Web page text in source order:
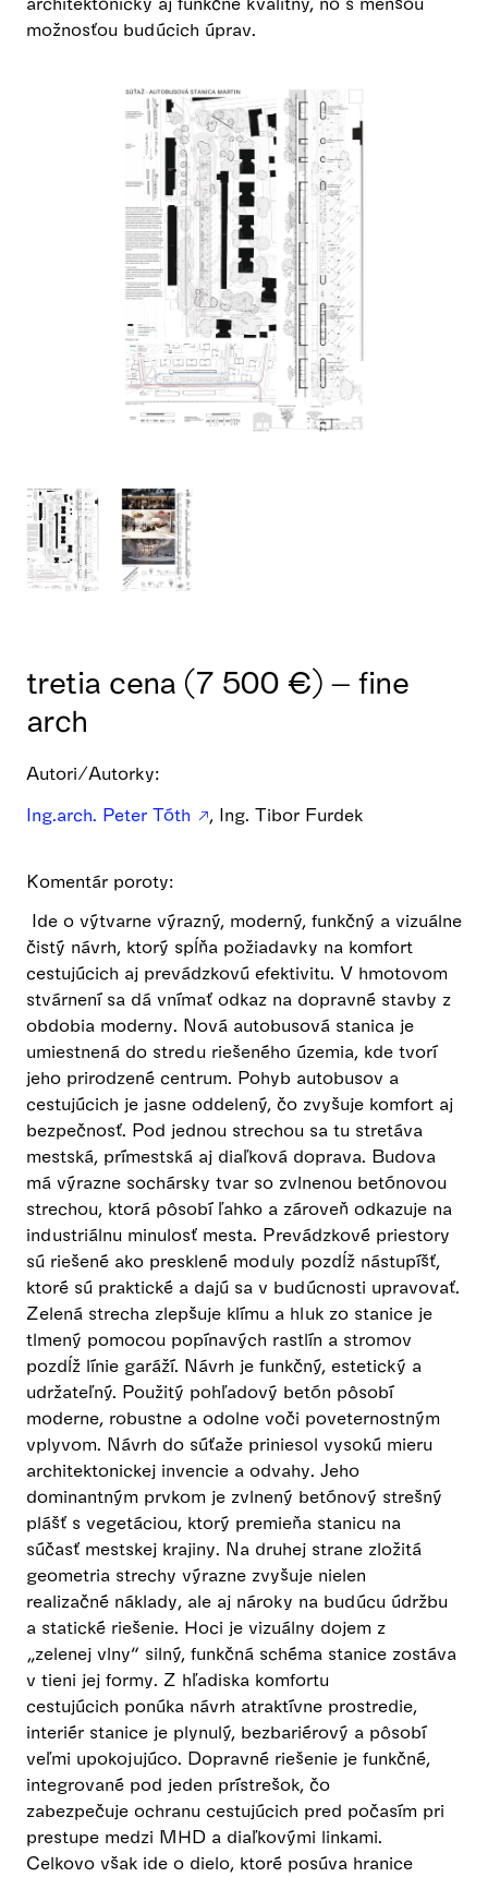
možnosťou budúcich úprav.
tretia cena (7 500 €) – fine
arch
Autori/Autorky:
Ing.arch. Peter Tóth
, Ing. Tibor Furdek
Komentár poroty:
Ide o výtvarne výrazný, moderný, funkčný a vizuálne
čistý návrh, ktorý spĺňa požiadavky na komfort
cestujúcich aj prevádzkovú efektivitu. V hmotovom
stvárnení sa dá vnímať odkaz na dopravné stavby z
obdobia moderny. Nová autobusová stanica je
umiestnená do stredu riešeného územia, kde tvorí
jeho prirodzené centrum. Pohyb autobusov a
cestujúcich je jasne oddelený, čo zvyšuje komfort aj
bezpečnosť. Pod jednou strechou sa tu stretáva
mestská, prímestská aj diaľková doprava. Budova
má výrazne sochársky tvar so zvlnenou betónovou
strechou, ktorá pôsobí ľahko a zároveň odkazuje na
industriálnu minulosť mesta. Prevádzkové priestory
sú riešené ako presklené moduly pozdĺž nástupíšť,
ktoré sú praktické a dajú sa v budúcnosti upravovať.
Zelená strecha zlepšuje klímu a hluk zo stanice je
tlmený pomocou popínavých rastlín a stromov
pozdĺž línie garáží. Návrh je funkčný, estetický a
udržateľný. Použitý pohľadový betón pôsobí
moderne, robustne a odolne voči poveternostným
vplyvom. Návrh do súťaže priniesol vysokú mieru
architektonickej invencie a odvahy. Jeho
dominantným prvkom je zvlnený betónový strešný
plášť s vegetáciou, ktorý premieňa stanicu na
súčasť mestskej krajiny. Na druhej strane zložitá
geometria strechy výrazne zvyšuje nielen
realizačné náklady, ale aj nároky na budúcu údržbu
a statické riešenie. Hoci je vizuálny dojem z
„zelenej vlny“ silný, funkčná schéma stanice zostáva
v tieni jej formy. Z hľadiska komfortu
cestujúcich ponúka návrh atraktívne prostredie,
interiér stanice je plynulý, bezbariérový a pôsobí
veľmi upokojujúco. Dopravné riešenie je funkčné,
integrované pod jeden prístrešok, čo
zabezpečuje ochranu cestujúcich pred počasím pri
prestupe medzi MHD a diaľkovými linkami.
Celkovo však ide o dielo, ktoré posúva hranice